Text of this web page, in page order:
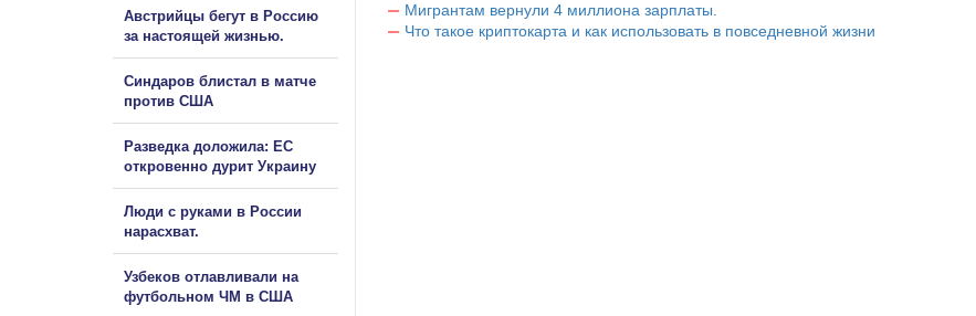
Мигрантам вернули 4 миллиона зарплаты.
Что такое криптокарта и как использовать в повседневной жизни
Австрийцы бегут в Россию
за настоящей жизнью.
Синдаров блистал в матче
против США
Разведка доложила: ЕС
откровенно дурит Украину
Люди с руками в России
нарасхват.
Узбеков отлавливали на
футбольном ЧМ в США